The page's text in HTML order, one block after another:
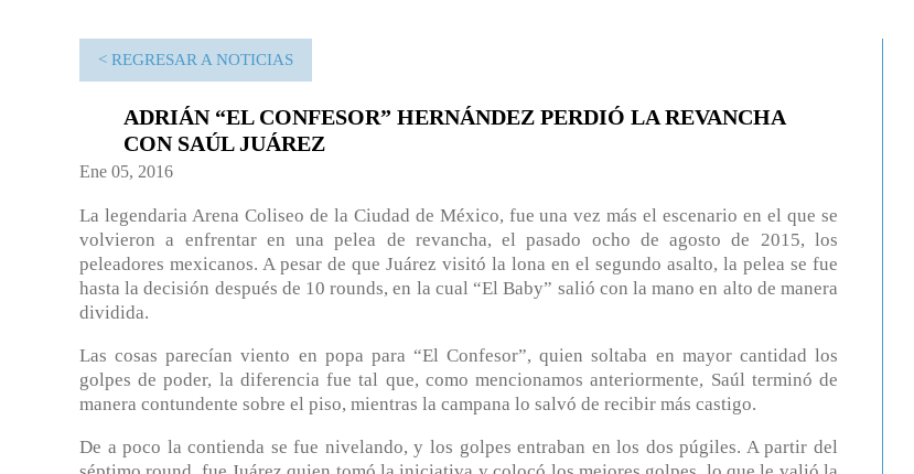
< REGRESAR A NOTICIAS
ADRIÁN “EL CONFESOR” HERNÁNDEZ PERDIÓ LA REVANCHA
CON SAÚL JUÁREZ
Ene 05, 2016
La legendaria Arena Coliseo de la Ciudad de México, fue una vez más el escenario en el que se
volvieron a enfrentar en una pelea de revancha, el pasado ocho de agosto de 2015, los
peleadores mexicanos. A pesar de que Juárez visitó la lona en el segundo asalto, la pelea se fue
hasta la decisión después de 10 rounds, en la cual “El Baby” salió con la mano en alto de manera
dividida.
Las cosas parecían viento en popa para “El Confesor”, quien soltaba en mayor cantidad los
golpes de poder, la diferencia fue tal que, como mencionamos anteriormente, Saúl terminó de
manera contundente sobre el piso, mientras la campana lo salvó de recibir más castigo.
De a poco la contienda se fue nivelando, y los golpes entraban en los dos púgiles. A partir del